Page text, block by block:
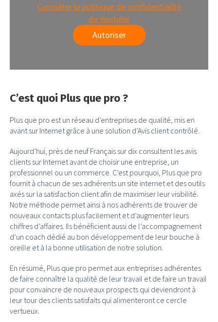
Consulter la politique de confidentialité
de Youtube
Autoriser
C’est quoi Plus que pro ?
Plus que pro est un réseau d’entreprises de qualité, mis en
avant sur Internet grâce à une solution d’Avis client contrôlé.
Aujourd’hui, près de neuf Français sur dix consultent les avis
clients sur Internet avant de choisir une entreprise, un
professionnel ou un commerce. C’est pourquoi, Plus que pro
fournit à chacun de ses adhérents un site internet et des outils
axés sur la satisfaction client afin de maximiser leur visibilité.
Notre méthode permet ainsi à nos adhérents de trouver de
nouveaux contacts plus facilement et d’augmenter leurs
chiffres d’affaires. Ils bénéficient aussi de l’accompagnement
d’un coach dédié au bon développement de leur bouche à
oreille et à la bonne utilisation de notre solution.
En résumé, Plus que pro permet aux entreprises adhérentes
de faire connaître la qualité de leur travail et de faire un travail
pour convaincre de nouveaux prospects qui deviendront à
leur tour des clients satisfaits qui alimenteront ce cercle
vertueux.